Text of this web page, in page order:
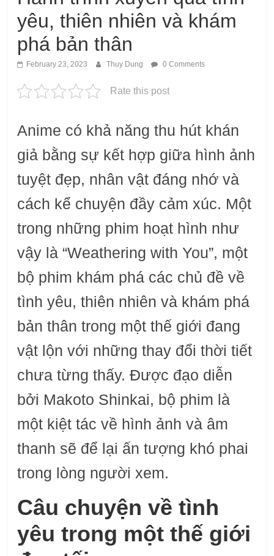
yêu, thiên nhiên và khám
phá bản thân
February 23, 2023 Thuy Dung 0 Comments
Rate this post
Anime có khả năng thu hút khán
giả bằng sự kết hợp giữa hình ảnh
tuyệt đẹp, nhân vật đáng nhớ và
cách kể chuyện đầy cảm xúc. Một
trong những phim hoạt hình như
vậy là “Weathering with You”, một
bộ phim khám phá các chủ đề về
tình yêu, thiên nhiên và khám phá
bản thân trong một thế giới đang
vật lộn với những thay đổi thời tiết
chưa từng thấy. Được đạo diễn
bởi Makoto Shinkai, bộ phim là
một kiệt tác về hình ảnh và âm
thanh sẽ để lại ấn tượng khó phai
trong lòng người xem.
Câu chuyện về tình
yêu trong một thế giới